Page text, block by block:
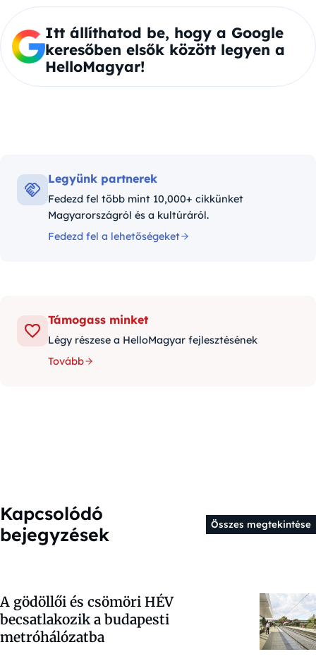
Itt állíthatod be, hogy a Google
keresőben elsők között legyen a
HelloMagyar!
Legyünk partnerek
Fedezd fel több mint 10,000+ cikkünket
Magyarországról és a kultúráról.
Fedezd fel a lehetőségeket
Támogass minket
Légy részese a HelloMagyar fejlesztésének
Tovább
Kapcsolódó
bejegyzések
Összes megtekintése
A gödöllői és csömöri HÉV
becsatlakozik a budapesti
metróhálózatba